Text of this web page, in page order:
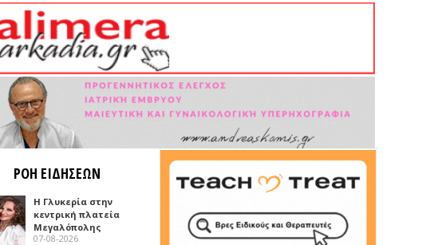
ΡΟΗ ΕΙΔΗΣΕΩΝ
Η Γλυκερία στην
κεντρική πλατεία
Μεγαλόπολης
07-08-2026